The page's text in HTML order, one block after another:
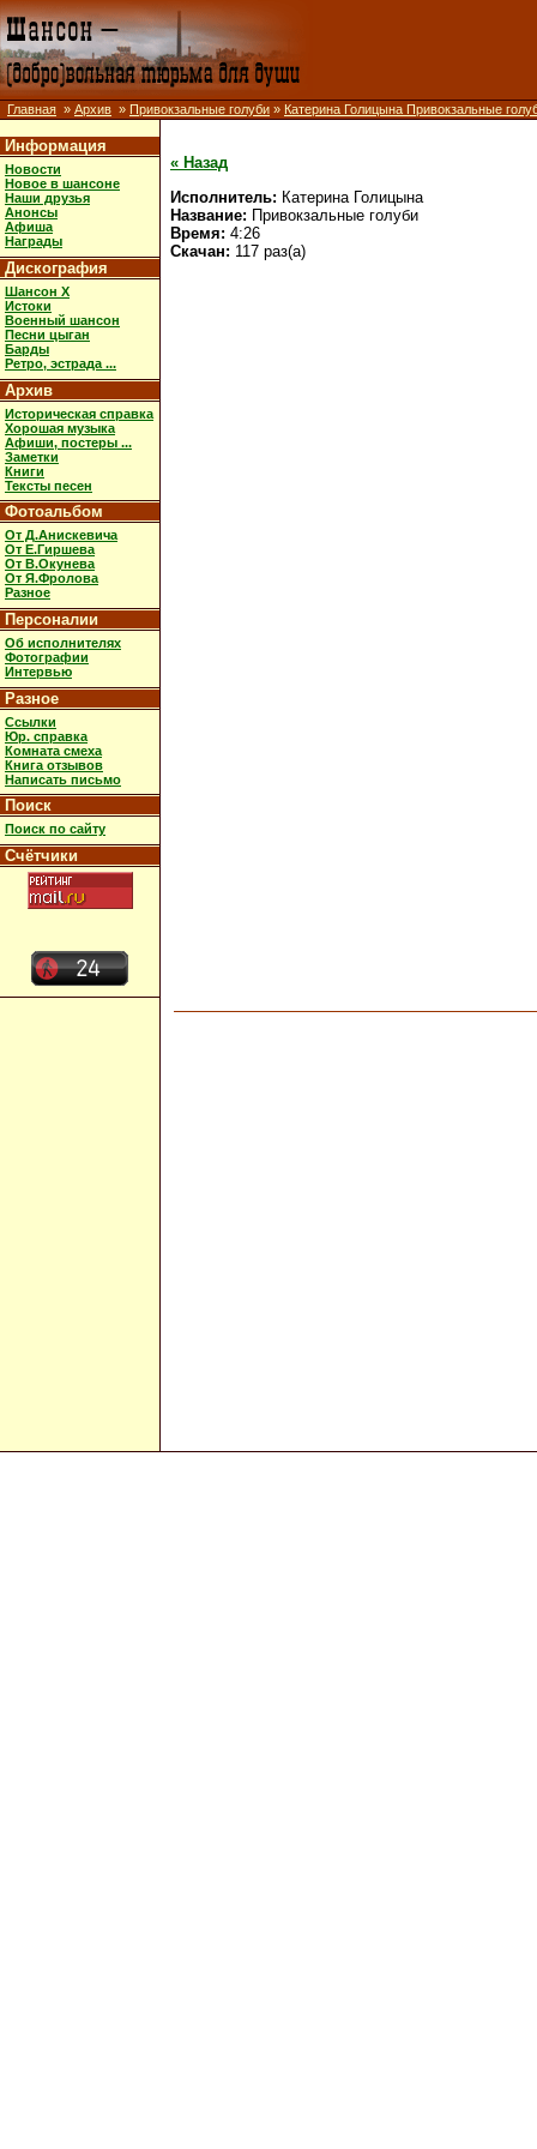
Главная » Архив » Привокзальные голуби » Катерина Голицына Привокзальные
Информация
Новости
Новое в шансоне
Наши друзья
Анонсы
Афиша
Награды
Дискография
Шансон X
Истоки
Военный шансон
Песни цыган
Барды
Ретро, эстрада ...
Архив
Историческая справка
Хорошая музыка
Афиши, постеры ...
Заметки
Книги
Тексты песен
Фотоальбом
От Д.Анискевича
От Е.Гиршева
От В.Окунева
От Я.Фролова
Разное
Персоналии
Об исполнителях
Фотографии
Интервью
Разное
Ссылки
Юр. справка
Комната смеха
Книга отзывов
Написать письмо
Поиск
Поиск по сайту
Счётчики
« Назад
Исполнитель: Катерина Голицына
Название: Привокзальные голуби
Время: 4:26
Скачан: 117 раз(а)